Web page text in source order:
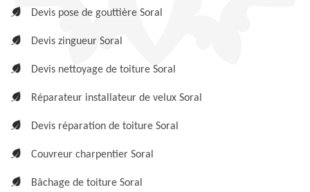
Devis pose de gouttière Soral
Devis zingueur Soral
Devis nettoyage de toiture Soral
Réparateur installateur de velux Soral
Devis réparation de toiture Soral
Couvreur charpentier Soral
Bâchage de toiture Soral